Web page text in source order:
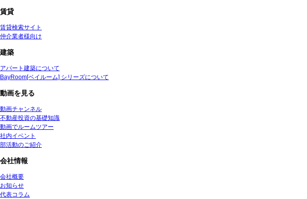
賃貸
賃貸検索サイト
仲介業者様向け
建築
アパート建築について
BayRoom[ベイルーム] シリーズについて
動画を見る
動画チャンネル
不動産投資の基礎知識
動画でルームツアー
社内イベント
部活動のご紹介
会社情報
会社概要
お知らせ
代表コラム